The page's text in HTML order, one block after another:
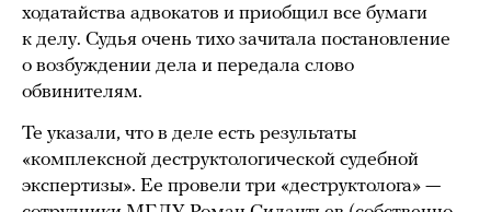
ходатайства адвокатов и приобщил все бумаги
к делу. Судья очень тихо зачитала постановление
о возбуждении дела и передала слово
обвинителям.
Те указали, что в деле есть результаты
«комплексной деструктологической судебной
экспертизы». Ее провели три «деструктолога» —